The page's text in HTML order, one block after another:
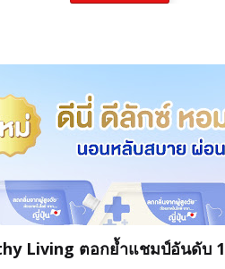
Living ตอกย้ำแชมป์อันดับ